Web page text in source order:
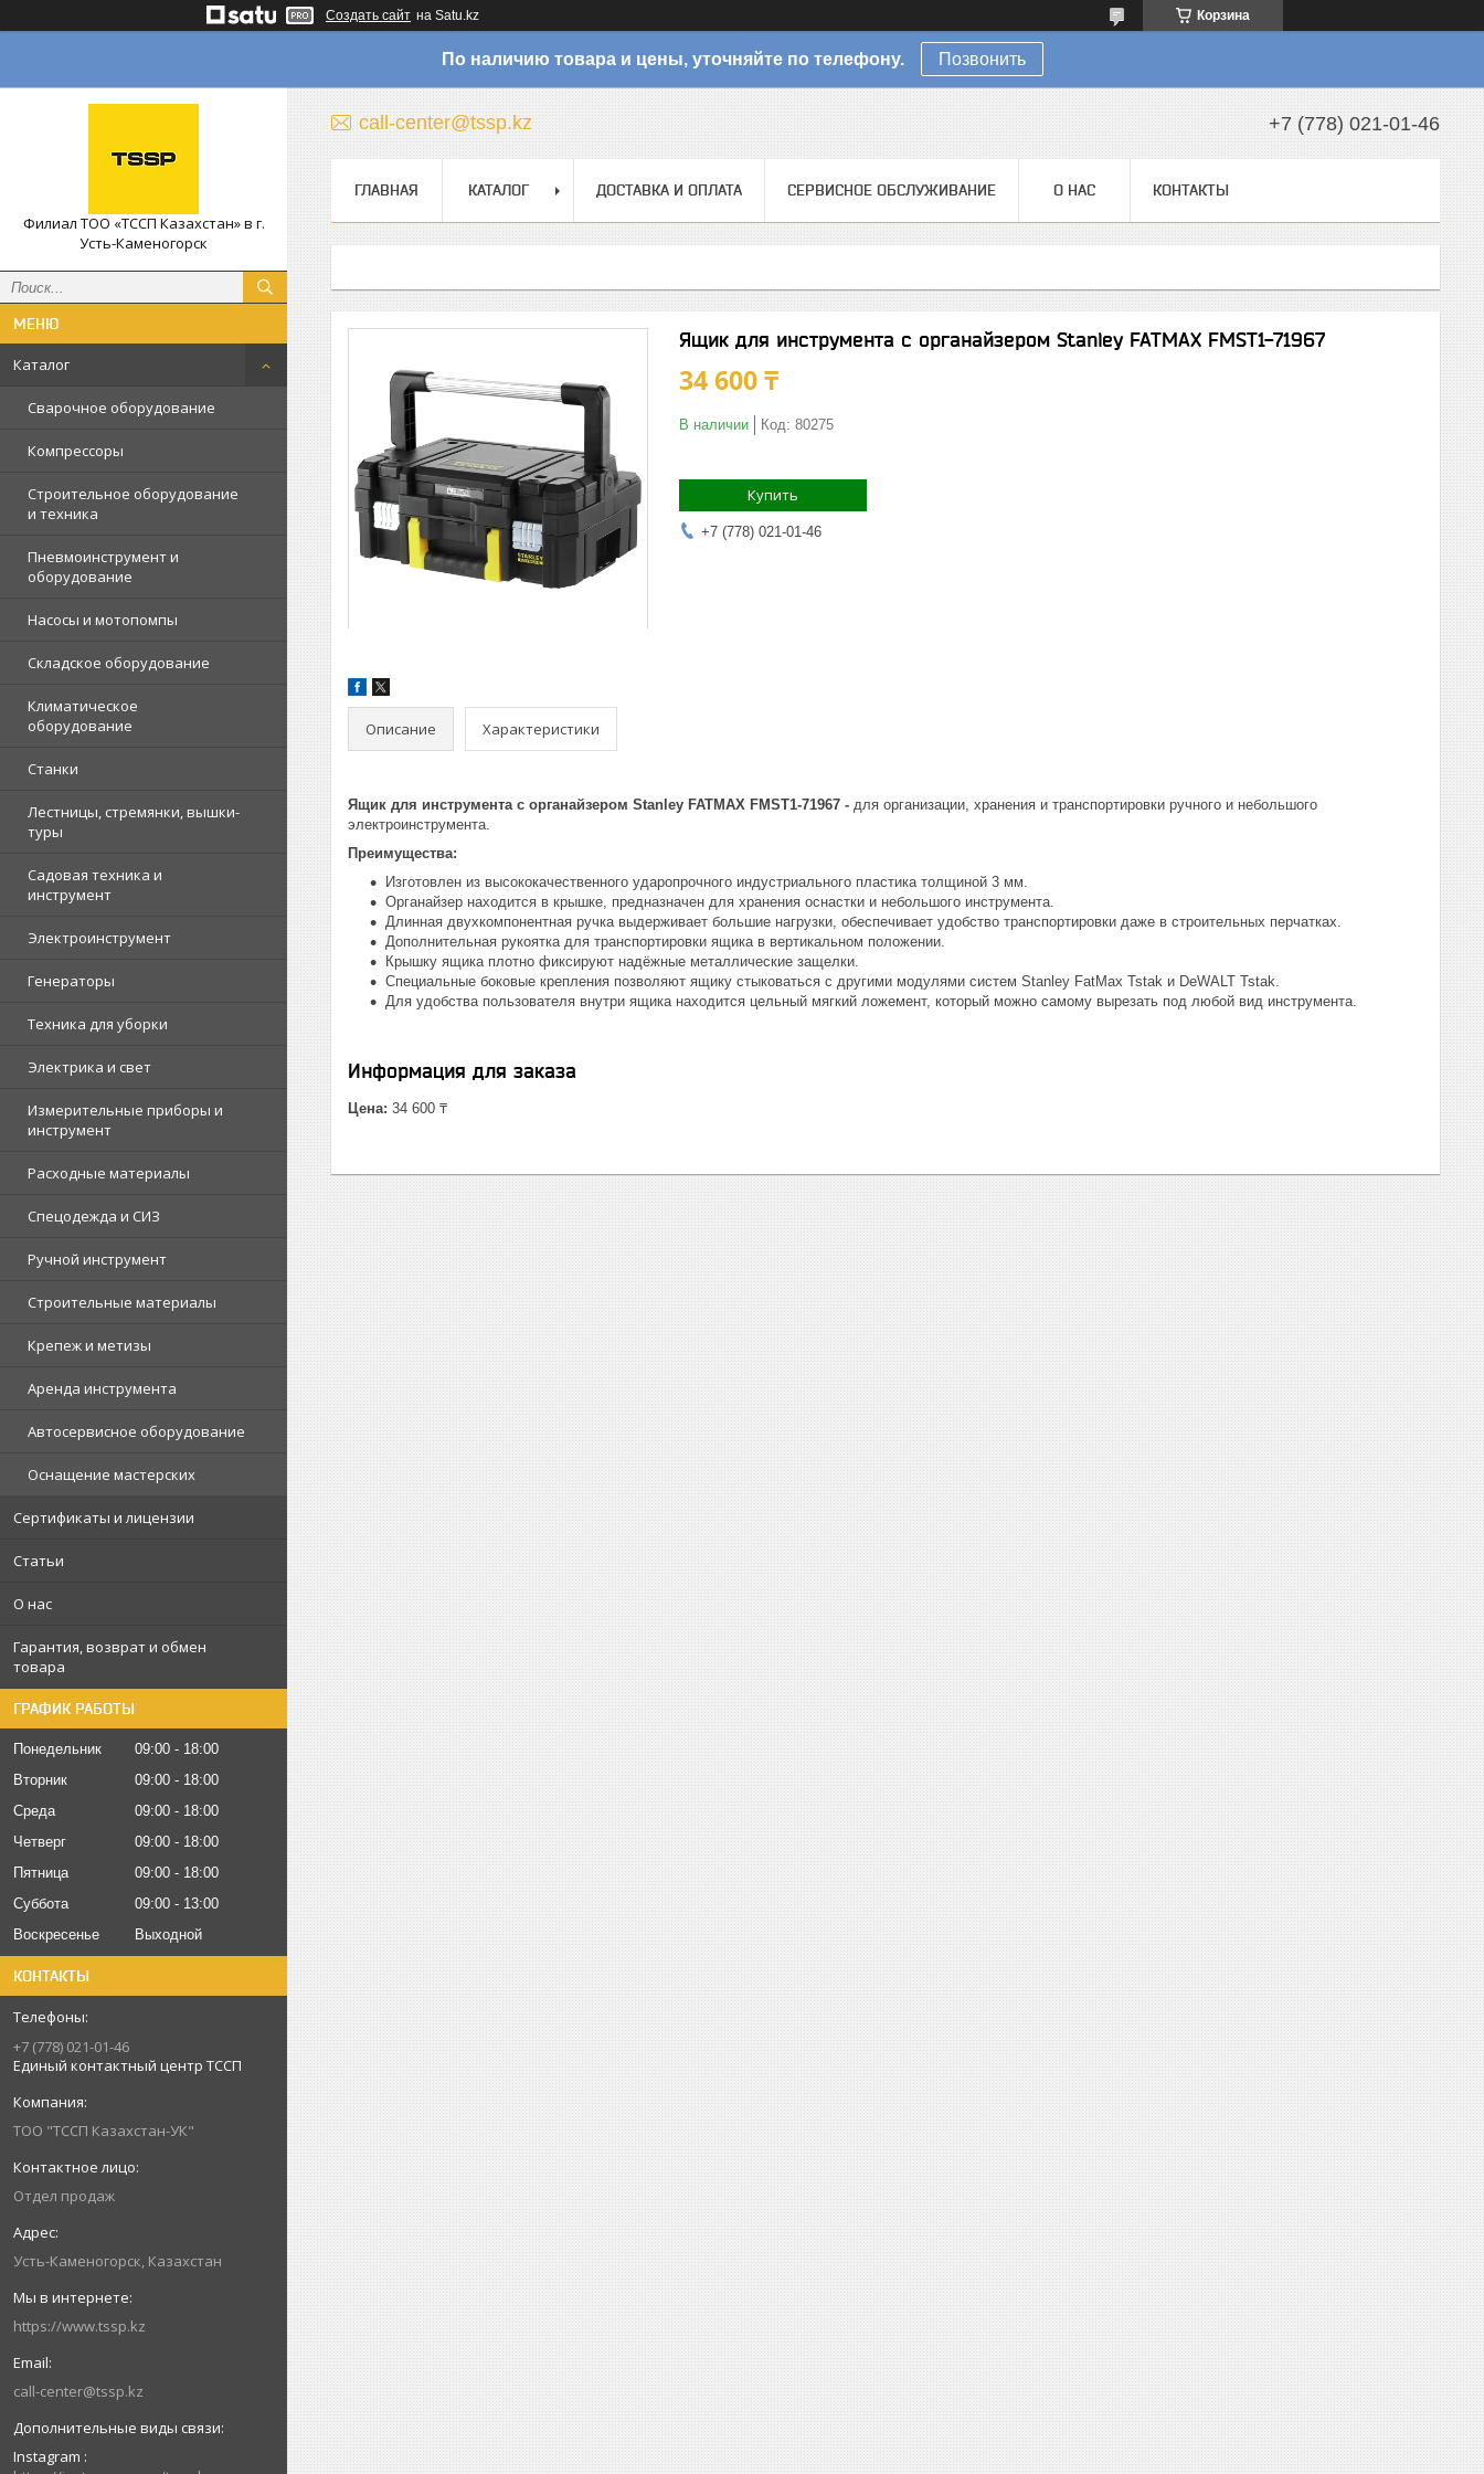
Создать сайт на Satu.kz Корзина
По наличию товара и цены, уточняйте по телефону. Позвонить
Филиал ТОО «ТССП Казахстан» в г.
Усть-Каменогорск
Каталог
Сварочное оборудование
Компрессоры
Строительное оборудование
и техника
Пневмоинструмент и
оборудование
Насосы и мотопомпы
Складское оборудование
Климатическое
оборудование
Станки
Лестницы, стремянки, вышки-
туры
Садовая техника и
инструмент
Электроинструмент
Генераторы
Техника для уборки
Электрика и свет
Измерительные приборы и
инструмент
Расходные материалы
Спецодежда и СИЗ
Ручной инструмент
Строительные материалы
Крепеж и метизы
Аренда инструмента
Автосервисное оборудование
Оснащение мастерских
Сертификаты и лицензии
Статьи
О нас
Гарантия, возврат и обмен
товара
ГРАФИК РАБОТЫ
Понедельник 09:00
18:00
Вторник
09:00
18:00
Среда
09:00
18:00
Четверг
09:00
18:00
Пятница
09:00
18:00
Суббота
09:00
13:00
Воскресенье
Выходной
КОНТАКТЫ
+7 (778) 021-01-46
Единый контактный центр ТССП
ТОО "ТССП Казахстан-УК"
Отдел продаж
Усть-Каменогорск, Казахстан
https://www.tssp.kz
call-center@tssp.kz
Instagram
call-center@tssp.kz +7 (778) 021-01-46
ГЛАВНАЯ КАТАЛОГ ДОСТАВКА И ОПЛАТА СЕРВИСНОЕ ОБСЛУЖИВАНИЕ О НАС КОНТАКТЫ
Ящик для инструмента с органайзером Stanley FATMAX FMST1-71967
34 600 ₸
В наличии Код: 80275
Купить
+7 (778) 021-01-46
Описание Характеристики
Ящик для инструмента с органайзером Stanley FATMAX FMST1-71967 - для организации, хранения и транспортировки ручного и небольшого
электроинструмента.
Преимущества:
Изготовлен из высококачественного ударопрочного индустриального пластика толщиной 3 мм.
Органайзер находится в крышке, предназначен для хранения оснастки и небольшого инструмента.
Длинная двухкомпонентная ручка выдерживает большие нагрузки, обеспечивает удобство транспортировки даже в строительных перчатках.
Дополнительная рукоятка для транспортировки ящика в вертикальном положении.
Крышку ящика плотно фиксируют надёжные металлические защелки.
Специальные боковые крепления позволяют ящику стыковаться с другими модулями систем Stanley FatMax Tstak и DeWALT Tstak.
Для удобства пользователя внутри ящика находится цельный мягкий ложемент, который можно самому вырезать под любой вид инструмента.
Информация для заказа
Цена: 34 600 ₸